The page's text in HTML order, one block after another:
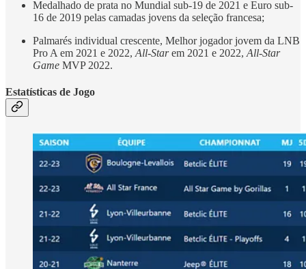
Medalhado de prata no Mundial sub-19 de 2021 e Euro sub-
16 de 2019 pelas camadas jovens da seleção francesa;
Palmarés individual crescente, Melhor jogador jovem da LNB
Pro A em 2021 e 2022, All-Starem 2021 e 2022, All-Star
Game MVP 2022.
Estatísticas de Jogo